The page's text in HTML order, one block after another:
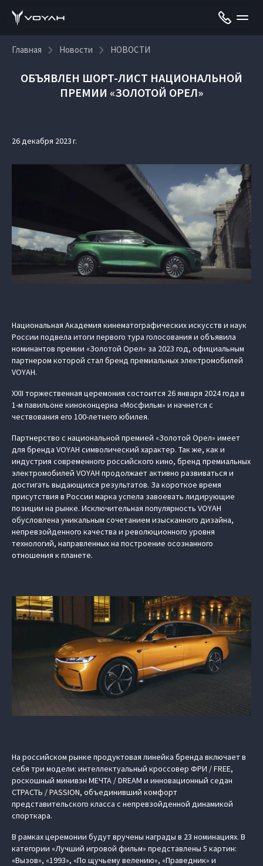
Главная Новости НОВОСТИ
ОБЪЯВЛЕН ШОРТ-ЛИСТ НАЦИОНАЛЬНОЙ
ПРЕМИИ «ЗОЛОТОЙ ОРЕЛ»
26 декабря 2023 г.
Национальная Академия кинематографических искусств и наук
России подвела итоги первого тура голосования и объявила
номинантов премии «Золотой Орел» за 2023 год, официальным
партнером которой стал бренд премиальных электромобилей
VOYAH.
XXII торжественная церемония состоится 26 января 2024 года в
1-м павильоне киноконцерна «Мосфильм» и начнется с
чествования его 100-летнего юбилея.
Партнерство с национальной премией «Золотой Орел» имеет
для бренда VOYAH символический характер. Так же, как и
индустрия современного российского кино, бренд премиальных
электромобилей VOYAH продолжает активно развиваться и
достигать выдающихся результатов. За короткое время
присутствия в России марка успела завоевать лидирующие
позиции на рынке. Исключительная популярность VOYAH
обусловлена уникальным сочетанием изысканного дизайна,
непревзойденного качества и революционного уровня
технологий, направленных на построение осознанного
отношения к планете.
На российском рынке продуктовая линейка бренда включает в
себя три модели: интеллектуальный кроссовер ФРИ / FREE,
роскошный минивэн МЕЧТА / DREAM и инновационный седан
СТРАСТЬ / PASSION, объединивший комфорт
представительского класса с непревзойденной динамикой
спорткара.
В рамках церемонии будут вручены награды в 23 номинациях. В
категории «Лучший игровой фильм» представлены 5 картин:
«Вызов», «1993», «По щучьему велению», «Праведник» и